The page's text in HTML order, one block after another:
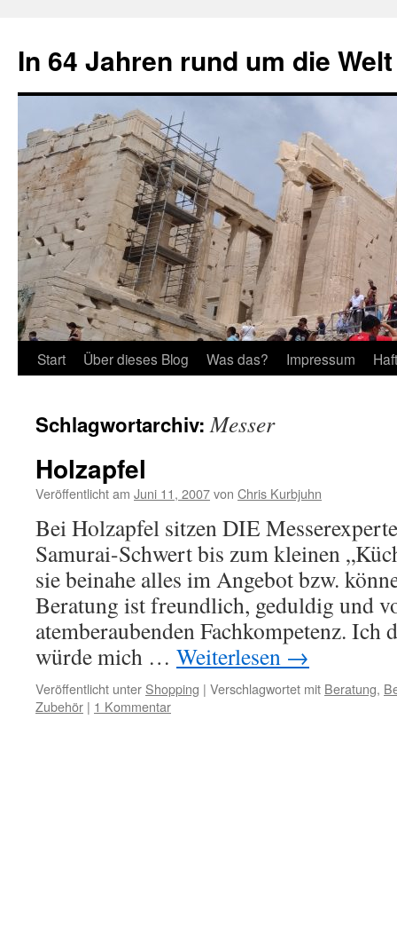
springen
In 64 Jahren rund um die Welt
Start Über dieses Blog Was das? Impressum
Schlagwortarchiv:Messer
Holzapfel
Veröffentlicht am Juni 11, 2007von Chris Kurbjuhn
Bei Holzapfel sitzen DIE
Samurai-Schwert bis zum kleinen
sie beinahe alles im Angebot bzw.
Beratung ist freundlich, geduldig und
atemberaubenden Fachkompetenz. Ich
würde mich … Weiterlesen →
Veröffentlicht unter Shopping | Verschlagwortet mit Beratung,
Zubehör | 1 Kommentar